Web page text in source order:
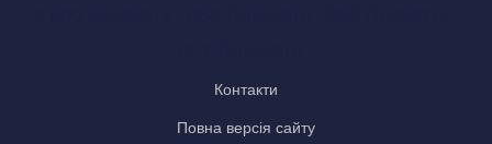
Контакти
Повна версія сайту